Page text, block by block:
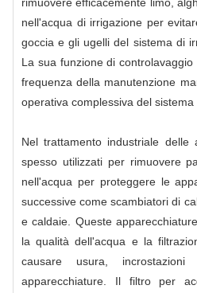
nell'acqua di irrigazione per
goccia e gli ugelli del sistema di
La sua funzione di
frequenza della manutenzione
operativa complessiva del sistema
Nel trattamento industriale
spesso utilizzati per rimuovere
nell'acqua per proteggere le
successive come scambiatori di
e caldaie. Queste
la qualità dell'acqua e la
causare usura,
apparecchiature. Il filtro per